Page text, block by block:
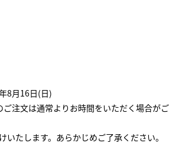
8月16日(日)
注文は通常よりお時間をいただく場合がご
いたします。あらかじめご了承ください。